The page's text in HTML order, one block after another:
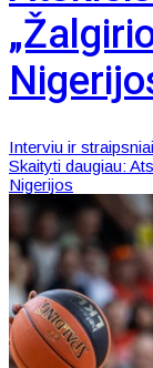
Interviu ir straipsniai
Skaityti daugiau:
Nigerijos